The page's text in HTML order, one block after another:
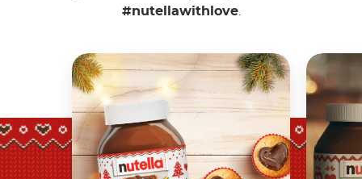
#nutellawithlove.